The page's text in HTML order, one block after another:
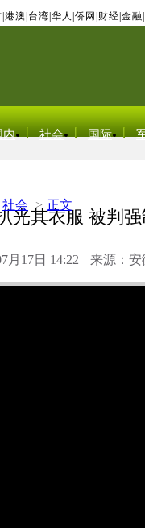
港澳 台湾 华人 侨网 财经 金融
内 社会 国际
社会 > 正文
光其衣服 被判
月17日 14:22 来源：安